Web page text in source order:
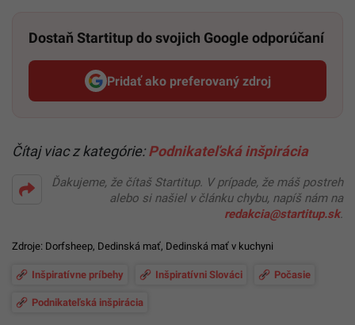
Dostaň Startitup do svojich Google odporúčaní
Pridať ako preferovaný zdroj
Startitup, odkaz sa otvorí v
Čítaj viac z kategórie:Podnikateľská inšpirácia
Ďakujeme, že čítaš Startitup. V prípade, že máš postreh
alebo si našiel v článku chybu, napíš nám na
redakcia@startitup.sk.
Zdroje: Dorfsheep, Dedinská mať, Dedinská mať v kuchyni
Inšpiratívne príbehy Inšpiratívni Slováci Počasie
Podnikateľská inšpirácia